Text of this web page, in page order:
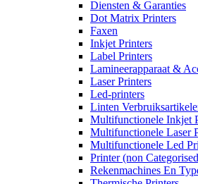
Diensten & Garanties
Dot Matrix Printers
Faxen
Inkjet Printers
Label Printers
Lamineerapparaat &
Laser Printers
Led-printers
Linten
Multifunctionele Inkjet
Multifunctionele Laser
Multifunctionele Led
Printer (non
Rekenmachines En